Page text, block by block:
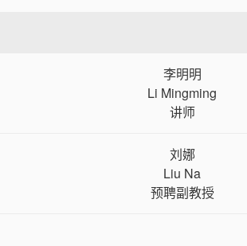
李明明
Li Mingming
讲师
刘娜
Liu Na
预聘副教授